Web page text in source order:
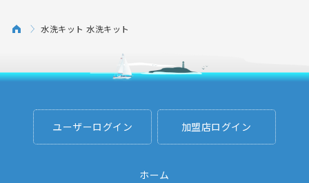
水洗キット 水洗キット
ユーザーログイン 加盟店ログイン
ホーム